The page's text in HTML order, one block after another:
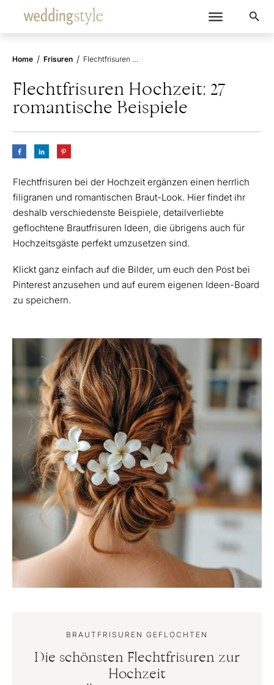
Home / Frisuren / Flechtfrisuren Hochzeit: 27 romantische Beispiele
Flechtfrisuren Hochzeit: 27
romantische Beispiele
Flechtfrisuren bei der Hochzeit ergänzen einen herrlich
filigranen und romantischen Braut-Look. Hier findet ihr
deshalb verschiedenste Beispiele, detailverliebte
geflochtene Brautfrisuren Ideen, die übrigens auch für
Hochzeitsgäste perfekt umzusetzen sind.
Klickt ganz einfach auf die Bilder, um euch den Post bei
Pinterest anzusehen und auf eurem eigenen Ideen-Board
zu speichern.
BRAUTFRISUREN GEFLOCHTEN
Die schönsten Flechtfrisuren zur
Hochzeit